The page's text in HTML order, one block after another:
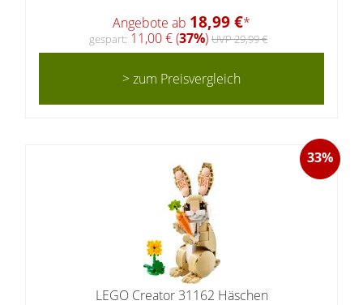
Angebote ab 18,99 €*
gespart: 11,00 € (37%) UVP 29,99 €
> zum Preisvergleich
33%
LEGO Creator 31162 Häschen